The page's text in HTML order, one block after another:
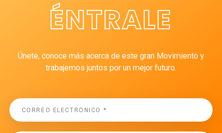
ÉNTRALE
Únete, conoce más acerca de este gran Movimiento y
trabajemos juntos por un mejor futuro.